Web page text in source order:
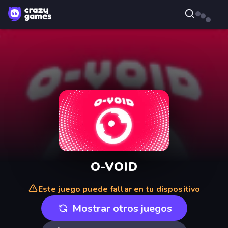
O-VOID
Este juego puede fallar en tu dispositivo
Mostrar otros juegos